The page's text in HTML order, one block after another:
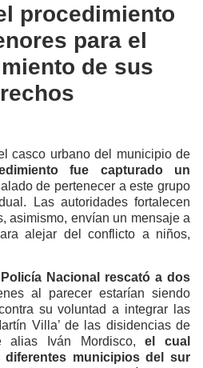
procedimiento
para el
de sus
casco urbano del municipio de
fue capturado un
de pertenecer a este grupo
Las autoridades fortalecen
asimismo, envían un mensaje a
alejar del conflicto a niños,
Policía Nacional rescató a dos
al parecer estarían siendo
su voluntad a integrar las
Villa’ de las disidencias de
alias Iván Mordisco,el cual
diferentes municipios del sur